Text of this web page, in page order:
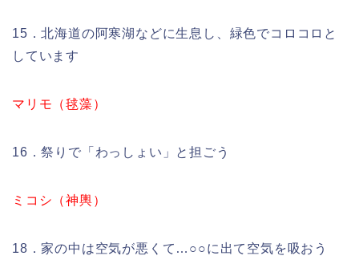
15．北海道の阿寒湖などに生息し、緑色でコロコロと
しています
マリモ（毬藻）
16．祭りで「わっしょい」と担ごう
ミコシ（神輿）
18．家の中は空気が悪くて…○○に出て空気を吸おう